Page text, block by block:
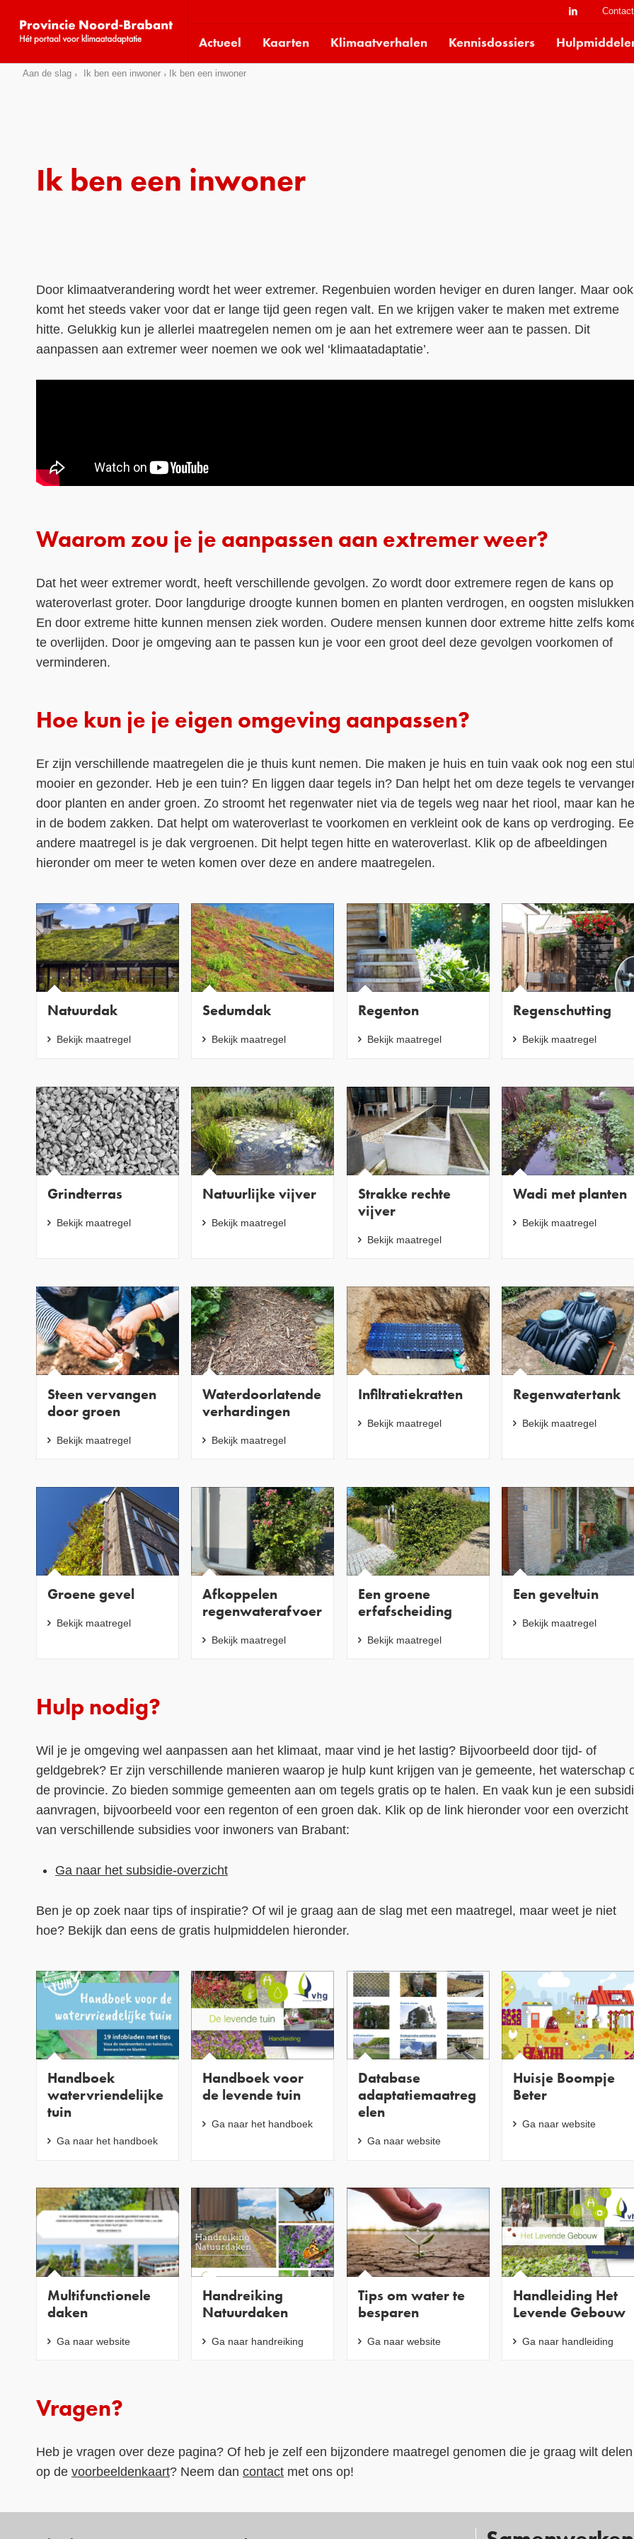
menu
social
media
pages:
Contact
Actueel Kaarten Klimaatverhalen Kennisdossiers
Aan de slag Ik ben een inwoner Ik ben een inwoner
Ik ben een inwoner
Door klimaatverandering wordt het weer extremer. Regenbuien worden heviger en duren langer. Maar ook
komt het steeds vaker voor dat er lange tijd geen regen valt. En we krijgen vaker te maken met extreme
hitte. Gelukkig kun je allerlei maatregelen nemen om je aan het extremere weer aan te passen. Dit
aanpassen aan extremer weer noemen we ook wel ‘klimaatadaptatie’.
Waarom zou je je aanpassen aan extremer weer?
Dat het weer extremer wordt, heeft verschillende gevolgen. Zo wordt door extremere regen de kans op
wateroverlast groter. Door langdurige droogte kunnen bomen en planten verdrogen, en oogsten
En door extreme hitte kunnen mensen ziek worden. Oudere mensen kunnen door extreme hitte zelfs
te overlijden. Door je omgeving aan te passen kun je voor een groot deel deze gevolgen voorkomen of
verminderen.
Hoe kun je je eigen omgeving aanpassen?
Er zijn verschillende maatregelen die je thuis kunt nemen. Die maken je huis en tuin vaak ook nog een
mooier en gezonder. Heb je een tuin? En liggen daar tegels in? Dan helpt het om deze tegels te
door planten en ander groen. Zo stroomt het regenwater niet via de tegels weg naar het riool, maar kan
in de bodem zakken. Dat helpt om wateroverlast te voorkomen en verkleint ook de kans op verdroging.
andere maatregel is je dak vergroenen. Dit helpt tegen hitte en wateroverlast. Klik op de afbeeldingen
hieronder om meer te weten komen over deze en andere maatregelen.
Natuurdak
Bekijk maatregel
Sedumdak
Bekijk maatregel
Regenton
Bekijk maatregel
Regenschutting
Bekijk maatregel
Grindterras
Bekijk maatregel
Natuurlijke vijver
Bekijk maatregel
Strakke rechte
vijver
Bekijk maatregel
Wadi met planten
Bekijk maatregel
Steen vervangen
door groen
Bekijk maatregel
Waterdoorlatende
verhardingen
Bekijk maatregel
Infiltratiekratten
Bekijk maatregel
Regenwatertank
Bekijk maatregel
Groene gevel
Bekijk maatregel
Afkoppelen
regenwaterafvoer
Bekijk maatregel
Een groene
erfafscheiding
Bekijk maatregel
Een geveltuin
Bekijk maatregel
Hulp nodig?
Wil je je omgeving wel aanpassen aan het klimaat, maar vind je het lastig? Bijvoorbeeld door tijd- of
geldgebrek? Er zijn verschillende manieren waarop je hulp kunt krijgen van je gemeente, het waterschap
de provincie. Zo bieden sommige gemeenten aan om tegels gratis op te halen. En vaak kun je een
aanvragen, bijvoorbeeld voor een regenton of een groen dak. Klik op de link hieronder voor een overzicht
van verschillende subsidies voor inwoners van Brabant:
Ga naar het subsidie-overzicht
Ben je op zoek naar tips of inspiratie? Of wil je graag aan de slag met een maatregel, maar weet je niet
hoe? Bekijk dan eens de gratis hulpmiddelen hieronder.
Handboek
watervriendelijke
tuin
Ga naar het handboek
Handboek voor
de levende tuin
Ga naar het handboek
Database
adaptatiemaatreg
elen
Ga naar website
Huisje Boompje
Beter
Ga naar website
Multifunctionele
daken
Ga naar website
Handreiking
Natuurdaken
Ga naar handreiking
Tips om water te
besparen
Ga naar website
Handleiding Het
Levende Gebouw
Ga naar handleiding
Vragen?
Heb je vragen over deze pagina? Of heb je zelf een bijzondere maatregel genomen die je graag wilt delen
op de voorbeeldenkaart? Neem dan contactmet ons op!